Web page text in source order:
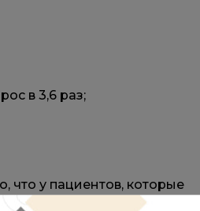
в 3,6 раз;
что у пациентов, которые
тромбозы и сердечная